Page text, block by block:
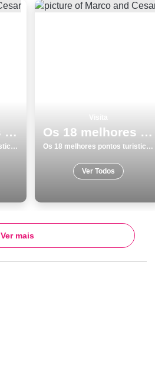
Os 15 melhores pontos turisticos e passeios em Vila do Bispo
Os 15 melhores pontos turisticos e passeios em Vila do Bispo
Os 18 melhores pontos turisticos para visitar em Aljezur
Os 18 melhores pontos turisticos para visitar em Aljezur
Ver Todos
Ver mais